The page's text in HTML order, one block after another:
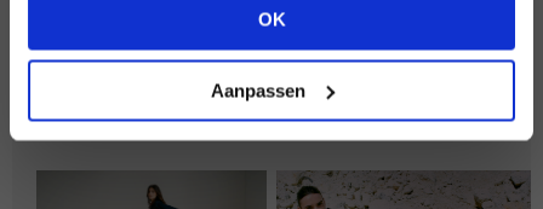
OK
Aanpassen
NOG GEEN ACCOUNT?
BEKIJK ALLE OPTIES
Aaiko